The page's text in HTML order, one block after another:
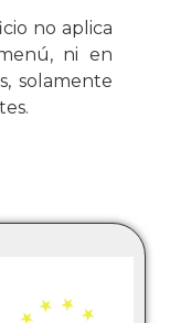
no aplica
ni en
solamente